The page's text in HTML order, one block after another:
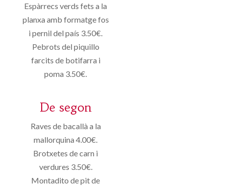
Espàrrecs verds fets a la
planxa amb formatge fos
i pernil del país 3.50€.
Pebrots del piquillo
farcits de botifarra i
poma 3.50€.
De segon
Raves de bacallà a la
mallorquina 4.00€.
Brotxetes de carn i
verdures 3.50€.
Montadito de pit de